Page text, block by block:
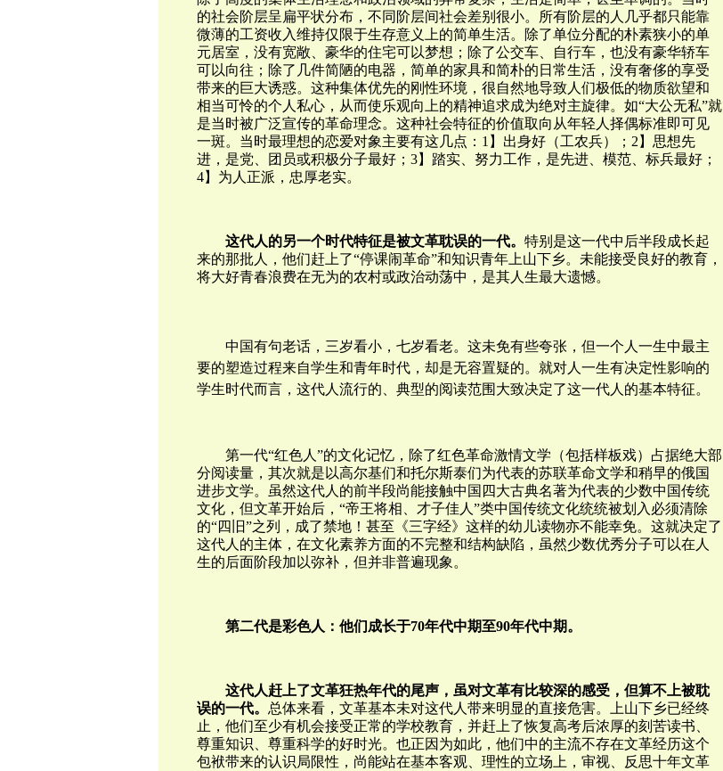
的社会阶层呈扁平状分布，不同阶层间社会差别很小。所有阶层的人几乎都只能靠
微薄的工资收入维持仅限于生存意义上的简单生活。除了单位分配的朴素狭小的单
元居室，没有宽敞、豪华的住宅可以梦想；除了公交车、自行车，也没有豪华轿车
可以向往；除了几件简陋的电器，简单的家具和简朴的日常生活，没有奢侈的享受
带来的巨大诱惑。这种集体优先的刚性环境，很自然地导致人们极低的物质欲望和
相当可怜的个人私心，从而使乐观向上的精神追求成为绝对主旋律。如“大公无私”就
是当时被广泛宣传的革命理念。这种社会特征的价值取向从年轻人择偶标准即可见
一斑。当时最理想的恋爱对象主要有这几点：1】出身好（工农兵）；2】思想先
进，是党、团员或积极分子最好；3】踏实、努力工作，是先进、模范、标兵最好；
4】为人正派，忠厚老实。
这代人的另一个时代特征是被文革耽误的一代。 特别是这一代中后半段成长起
来的那批人，他们赶上了“停课闹革命”和知识青年上山下乡。未能接受良好的教育，
将大好青春浪费在无为的农村或政治动荡中，是其人生最大遗憾。
中国有句老话，三岁看小，七岁看老。这未免有些夸张，但一个人一生中最主
要的塑造过程来自学生和青年时代，却是无容置疑的。就对人一生有决定性影响的
学生时代而言，这代人流行的、典型的阅读范围大致决定了这一代人的基本特征。
第一代“红色人”的文化记忆，除了红色革命激情文学（包括样板戏）占据绝大部
分阅读量，其次就是以高尔基们和托尔斯泰们为代表的苏联革命文学和稍早的俄国
进步文学。虽然这代人的前半段尚能接触中国四大古典名著为代表的少数中国传统
文化，但文革开始后，“帝王将相、才子佳人”类中国传统文化统统被划入必须清除
的“四旧”之列，成了禁地！甚至《三字经》这样的幼儿读物亦不能幸免。这就决定了
这代人的主体，在文化素养方面的不完整和结构缺陷，虽然少数优秀分子可以在人
生的后面阶段加以弥补，但并非普遍现象。
第二代是彩色人：他们成长于70年代中期至90年代中期。
这代人赶上了文革狂热年代的尾声，虽对文革有比较深的感受，但算不上被耽
误的一代。 总体来看，文革基本未对这代人带来明显的直接危害。上山下乡已经终
止，他们至少有机会接受正常的学校教育，并赶上了恢复高考后浓厚的刻苦读书、
尊重知识、尊重科学的好时光。也正因为如此，他们中的主流不存在文革经历这个
包袱带来的认识局限性，尚能站在基本客观、理性的立场上，审视、反思十年文革